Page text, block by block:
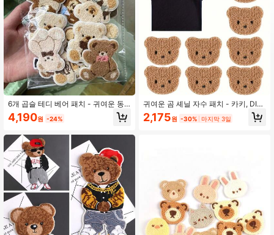
4.90 274 팔로워
4.90 274 팔로워
4.90 274 팔로워
4.90 274 팔로워
4.90 274 팔로워
274 팔로워
6개 곱슬 테디 베어 패치 - 귀여운 동
물 자수 열전사 패치, 옷, 모자, 가방,
청바지, 셔츠에 적합 - DIY 장식 패치
4,190원 -24%
귀여운 곰 셰닐 자수 패치 - 카키, DIY
아플리케, 후드티, 티셔츠, 청바지, 백
팩 등에 적합
2,175원 -30% 마지막 3일